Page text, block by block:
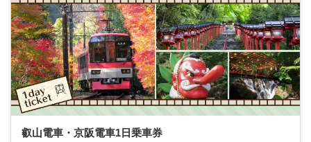
叡山電車・京阪電車1日乗車券